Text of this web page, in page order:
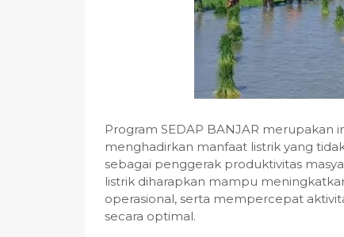
Program SEDAP BANJAR
menghadirkan manfaat listrik yang
sebagai penggerak produktivitas
listrik diharapkan mampu
operasional, serta mempercepat
secara optimal.